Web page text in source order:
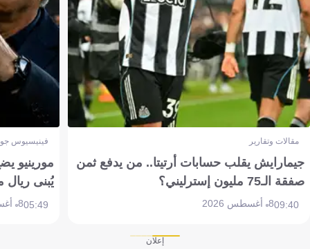
مقالات وتقارير
جيمارايش يقلب حسابات أرتيتا.. من يدفع ثمن
صفقة الـ75 مليون إسترليني؟
09:408 أغسطس 2026
فينيسيوس
مورينيو
يُبنى ريال
05:498 أغسطس 2026
إعلان